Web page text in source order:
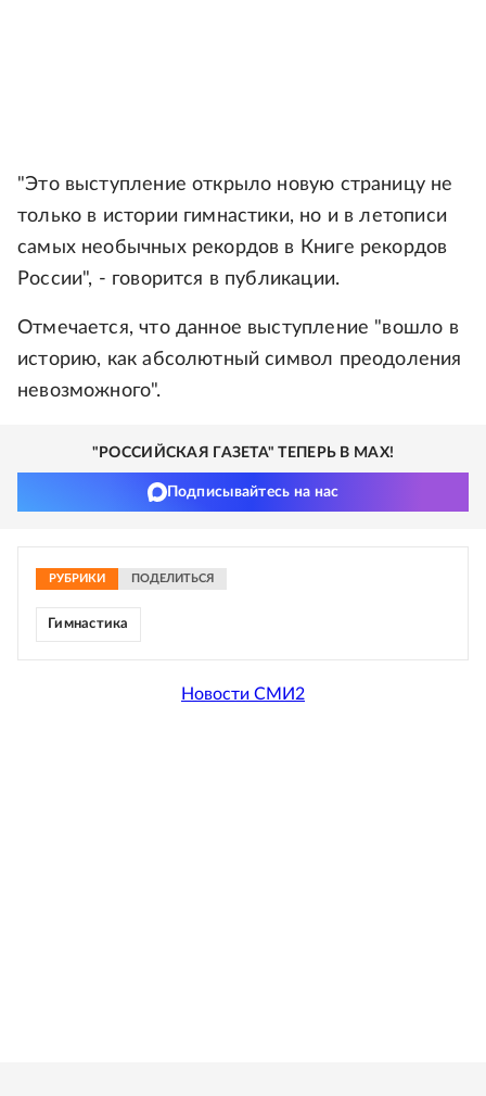
"Это выступление открыло новую страницу не
только в истории гимнастики, но и в летописи
самых необычных рекордов в Книге рекордов
России", - говорится в публикации.
Отмечается, что данное выступление "вошло в
историю, как абсолютный символ преодоления
невозможного".
"РОССИЙСКАЯ ГАЗЕТА" ТЕПЕРЬ В MAX!
Подписывайтесь на нас
РУБРИКИ ПОДЕЛИТЬСЯ
Гимнастика
Новости СМИ2